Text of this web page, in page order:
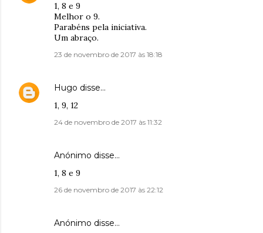
1, 8 e 9
Melhor o 9.
Parabéns pela iniciativa.
Um abraço.
23 de novembro de 2017 às 18:18
Hugo disse…
1, 9, 12
24 de novembro de 2017 às 11:32
Anónimo disse…
1, 8 e 9
26 de novembro de 2017 às 22:12
Anónimo disse…